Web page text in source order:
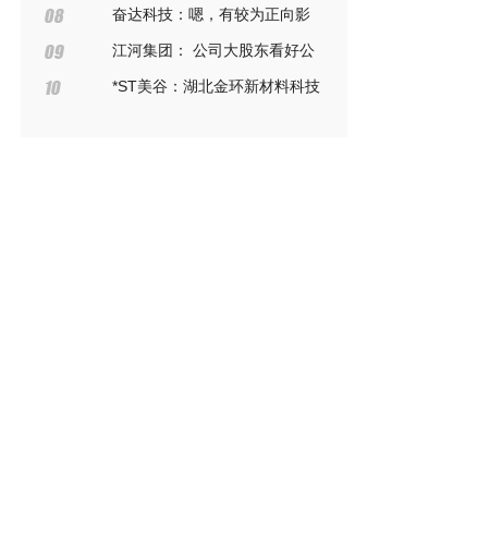
披露的《公司2023年半年度报告》
的批文，其功能主治解表通里，清
热解毒
奋达科技：嗯，有较为正向影
响，在半年报中已有体现，但汇率
波动受多方面因素影响，敬请注意
江河集团： 公司大股东看好公
司未来发展前景。目前暂无回购公
*ST美谷：湖北金环新材料科技